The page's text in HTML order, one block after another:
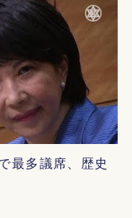
最多議席、歴史